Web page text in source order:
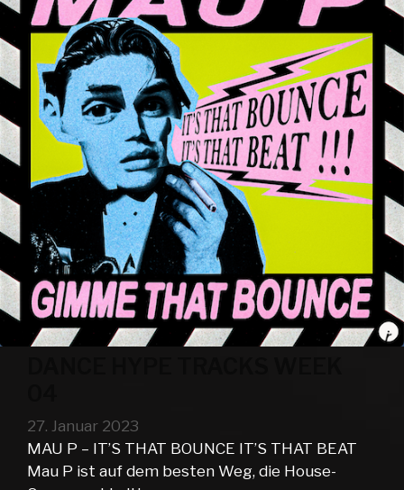
27. Januar 2023
MAU P – IT’S THAT BOUNCE IT’S THAT BEAT
Mau P ist auf dem besten Weg, die House-